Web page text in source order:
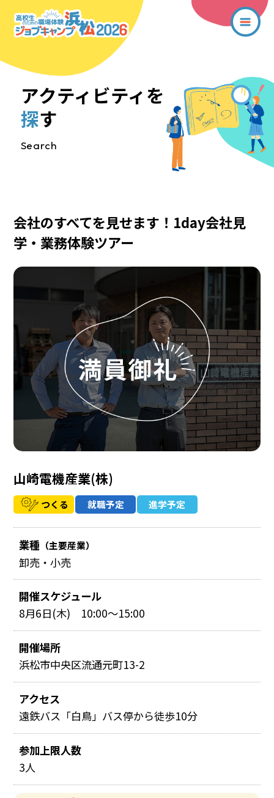
アクティビティを
探す
Search
会社のすべてを見せます！1day会社見
学・業務体験ツアー
山崎電機産業(株)
つくる 就職予定 進学予定
業種 （主要産業）
卸売・小売
開催スケジュール
8月6日(木) 10:00～15:00
開催場所
浜松市中央区流通元町13-2
アクセス
遠鉄バス「白鳥」バス停から徒歩10分
参加上限人数
3人